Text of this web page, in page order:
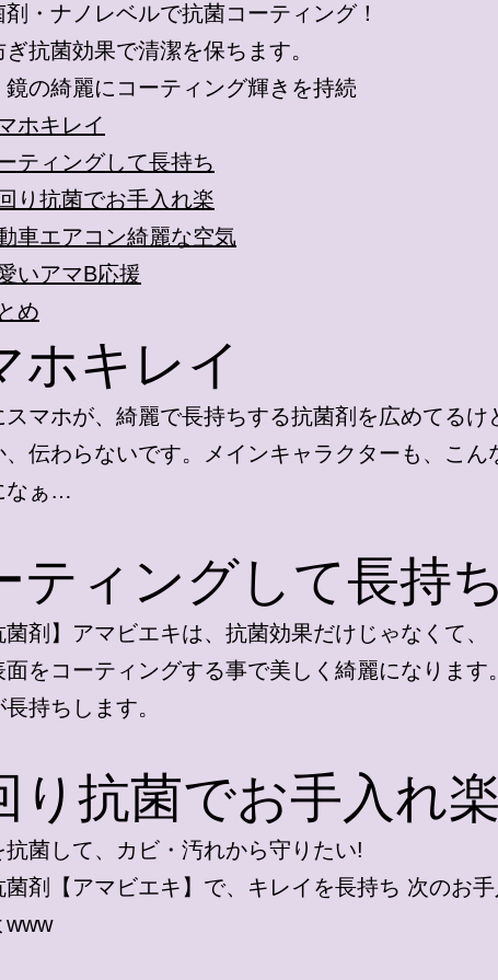
・ナノレベルで抗菌コーティング！
抗菌効果で清潔を保ちます。
鏡の綺麗にコーティング輝きを持続
ホキレイ
ティングして長持ち
り抗菌でお手入れ楽
車エアコン綺麗な空気
いアマB応援
め
ホキレイ
スマホが、綺麗で長持ちする抗菌剤を広めてるけ
、伝わらないです。メインキャラクターも、こん
なぁ…
ティングして長持ち
菌剤】アマビエキは、抗菌効果だけじゃなくて、
をコーティングする事で美しく綺麗になります。
持ちします。
り抗菌でお手入れ楽
抗菌して、カビ・汚れから守りたい!
菌剤【アマビエキ】で、キレイを長持ち 次のお手
www